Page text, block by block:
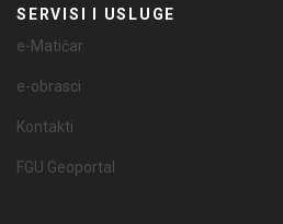
SERVISI I USLUGE
e-Matičar
e-obrasci
Kontakti
FGU Geoportal